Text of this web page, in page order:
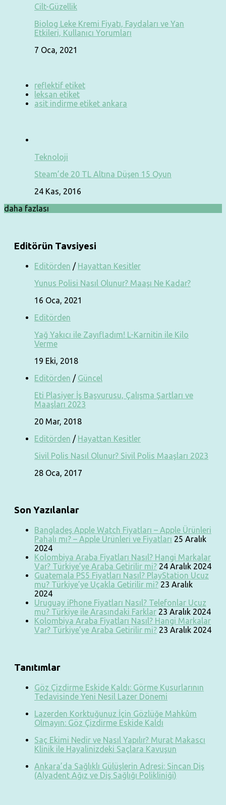
Cilt-Güzellik
Biolog Leke Kremi Fiyatı, Faydaları ve Yan
Etkileri, Kullanıcı Yorumları
7 Oca, 2021
reflektif etiket
leksan etiket
asit indirme etiket ankara
Teknoloji
Steam’de 20 TL Altına Düşen 15 Oyun
24 Kas, 2016
daha fazlası
Editörün Tavsiyesi
Editörden / Hayattan Kesitler
Yunus Polisi Nasıl Olunur? Maaşı Ne Kadar?
16 Oca, 2021
Editörden
Yağ Yakıcı ile Zayıfladım! L-Karnitin ile Kilo
Verme
19 Eki, 2018
Editörden / Güncel
Eti Plasiyer İş Başvurusu, Çalışma Şartları ve
Maaşları 2023
20 Mar, 2018
Editörden / Hayattan Kesitler
Sivil Polis Nasıl Olunur? Sivil Polis Maaşları 2023
28 Oca, 2017
Son Yazılanlar
Bangladeş Apple Watch Fiyatları – Apple Ürünleri
Pahalı mı? – Apple Ürünleri ve Fiyatları 25 Aralık
2024
Kolombiya Araba Fiyatları Nasıl? Hangi Markalar
Var? Türkiye’ye Araba Getirilir mi? 24 Aralık 2024
Guatemala PS5 Fiyatları Nasıl? PlayStation Ucuz
mu? Türkiye’ye Uçakla Getirilir mi? 23 Aralık
2024
Uruguay iPhone Fiyatları Nasıl? Telefonlar Ucuz
mu? Türkiye ile Arasındaki Farklar 23 Aralık 2024
Kolombiya Araba Fiyatları Nasıl? Hangi Markalar
Var? Türkiye’ye Araba Getirilir mi? 23 Aralık 2024
Tanıtımlar
Göz Çizdirme Eskide Kaldı: Görme Kusurlarının
Tedavisinde Yeni Nesil Lazer Dönemi
Lazerden Korktuğunuz İçin Gözlüğe Mahkûm
Olmayın: Göz Çizdirme Eskide Kaldı
Saç Ekimi Nedir ve Nasıl Yapılır? Murat Makascı
Klinik ile Hayalinizdeki Saçlara Kavuşun
Ankara’da Sağlıklı Gülüşlerin Adresi: Sincan Diş
(Alyadent Ağız ve Diş Sağlığı Polikliniği)